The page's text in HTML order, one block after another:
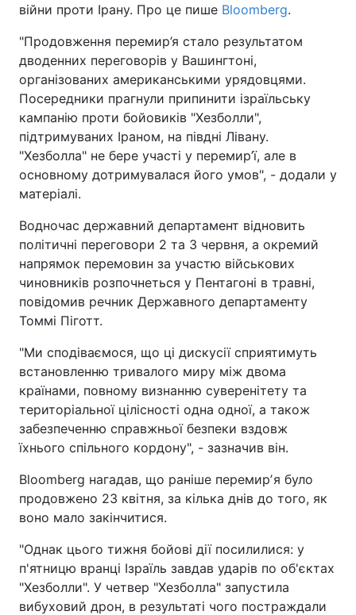
війни проти Ірану. Про це пише Bloomberg.
"Продовження перемир’я стало результатом
дводенних переговорів у Вашингтоні,
організованих американськими урядовцями.
Посередники прагнули припинити ізраїльську
кампанію проти бойовиків "Хезболли",
підтримуваних Іраном, на півдні Лівану.
"Хезболла" не бере участі у перемир’ї, але в
основному дотримувалася його умов", - додали у
матеріалі.
Водночас державний департамент відновить
політичні переговори 2 та 3 червня, а окремий
напрямок перемовин за участю військових
чиновників розпочнеться у Пентагоні в травні,
повідомив речник Державного департаменту
Томмі Піготт.
"Ми сподіваємося, що ці дискусії сприятимуть
встановленню тривалого миру між двома
країнами, повному визнанню суверенітету та
територіальної цілісності одна одної, а також
забезпеченню справжньої безпеки вздовж
їхнього спільного кордону", - зазначив він.
Bloomberg нагадав, що раніше перемирʼя було
продовжено 23 квітня, за кілька днів до того, як
воно мало закінчитися.
"Однак цього тижня бойові дії посилилися: у
п'ятницю вранці Ізраїль завдав ударів по об'єктах
"Хезболли". У четвер "Хезболла" запустила
вибуховий дрон, в результаті чого постраждали